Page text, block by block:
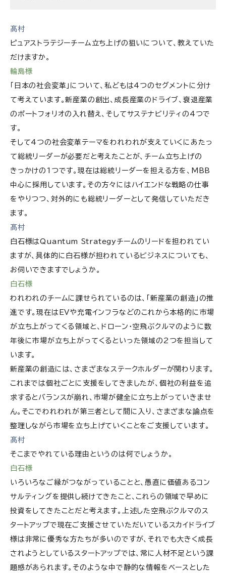
髙村
ピュアストラテジーチーム立ち上げの狙いについて、教えていた
だけますか。
輪島様
「日本の社会変革」について、私どもは4つのセグメントに分け
て考えています。新産業の創出、成長産業のドライブ、衰退産業
のポートフォリオの入れ替え、そしてサステナビリティの4つで
す。
そして4つの社会変革テーマをわれわれが支えていくにあたっ
て総統リーダーが必要だと考えたことが、チーム立ち上げの
きっかけの1つです。現在は総統リーダーを担える方を、MBB
中心に採用しています。その方々にはハイエンドな戦略の仕事
をやりつつ、対外的にも総統リーダーとして発信していただき
ます。
髙村
白石様はQuantum Strategyチームのリードを担われてい
ますが、具体的に白石様が担われているビジネスについても、
お伺いできますでしょうか。
白石様
われわれのチームに課せられているのは、「新産業の創造」の推
進です。現在はEVや充電インフラなどのこれから本格的に市場
が立ち上がってくる領域と、ドローン・空飛ぶクルマのように数
年後に市場が立ち上がってくるといった領域の2つを担当して
います。
新産業の創造には、 さまざまなステークホルダーが関わります。
これまでは個社ごとに支援をしてきましたが、個社の利益を追
求するとバランスが崩れ、市場が健全に立ち上がっていきませ
ん。そこでわれわれが第三者として間に入り、 さまざまな論点を
整理しながら市場を立ち上げていくことをご支援しています。
髙村
そこまでやれている理由というのは何でしょうか 。
白石様
いろいろなご縁がつながっていることと、愚直に価値あるコン
サルティングを提供し続けてきたこと、これらの領域で早めに
投資をしてきたことだと考えます。上述した 空飛ぶクルマのス
タートアップで現在ご支援させていただいているスカイドライブ
様は非常に優秀な方たちが多いのですが、それでも大きく成長
されようとしているスタートアップでは、常に人材不足という課
題感があられます。そのような中で静的な情報をベースとした